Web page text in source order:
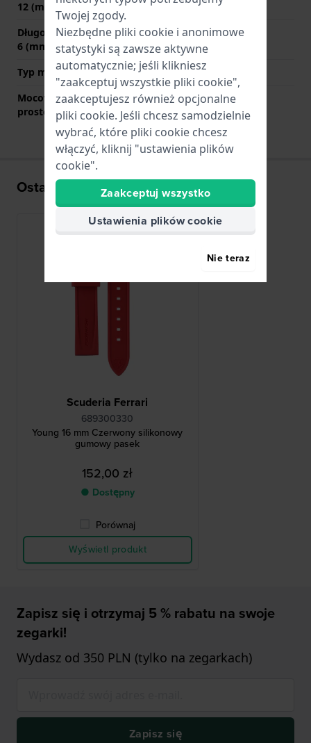
12 (mm)
Długość paska na godzinie
6 (mm)
105 mm
Typ mocowania
Kołki sprężyste
Mocowanie za pomocą
prostego bolca
Tak
Ostatnio oglądane
Scuderia Ferrari
689300330
Young 16 mm Czerwony silikonowy
gumowy pasek
152,00 zł
● Dostępny
Porównaj
Wyświetl produkt
Zapisz się i otrzymaj 5 % rabatu na swoje
zegarki!
Wydasz od 350 PLN (tylko na zegarkach)
Zapisz się
Twojej zgody.
Niezbędne pliki cookie i anonimowe
statystyki są zawsze aktywne
automatycznie; jeśli klikniesz
"zaakceptuj wszystkie pliki cookie",
zaakceptujesz również opcjonalne
pliki cookie. Jeśli chcesz samodzielnie
wybrać, które pliki cookie chcesz
włączyć, kliknij "ustawienia plików
cookie".
Zaakceptuj wszystko
Ustawienia plików cookie
Nie teraz